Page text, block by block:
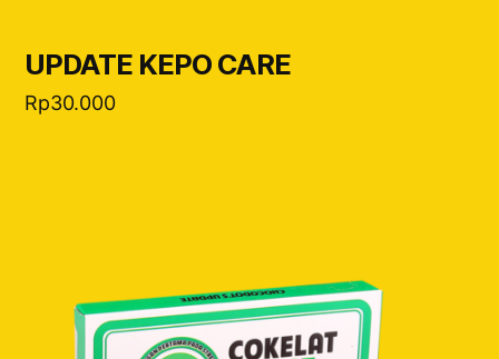
UPDATE KEPO CARE
Rp30.000